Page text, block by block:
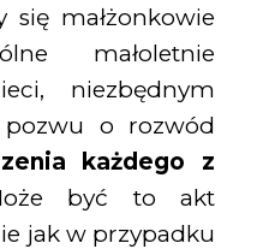
się małżonkowie
małoletnie
niezbędnym
pozwu o rozwód
każdego z
być to akt
jak w przypadku